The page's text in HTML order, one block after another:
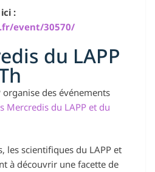
:
event/30570/
du LAPP
organise des événements
Mercredis du LAPP et du
les scientifiques du LAPP et
à découvrir une facette de